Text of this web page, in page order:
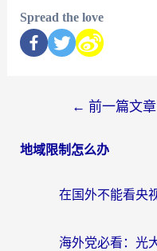
Spread the love
← 前一篇文章
地域限制怎么办